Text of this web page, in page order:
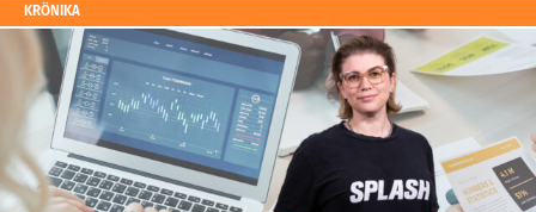
KRÖNIKA